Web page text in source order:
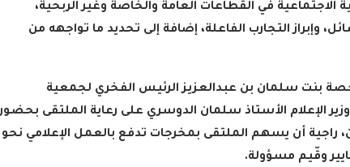
الاجتماعية في القطاعات العامة والخاصة وغير الربحية،
وإبراز التجارب الفاعلة، إضافة إلى تحديد ما تواجهه من
بنت سلمان بن عبدالعزيز الرئيس الفخري لجمعية
الإعلام الأستاذ سلمان الدوسري على رعاية الملتقى بحضور
أن يسهم الملتقى بمخرجات تدفع بالعمل الإعلامي نحو
وقّيم مسؤولة.